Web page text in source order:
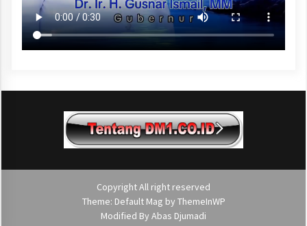
Copyright All right reserved
Theme: Default Mag by ThemeInWP
Modified By Abas Djumadi